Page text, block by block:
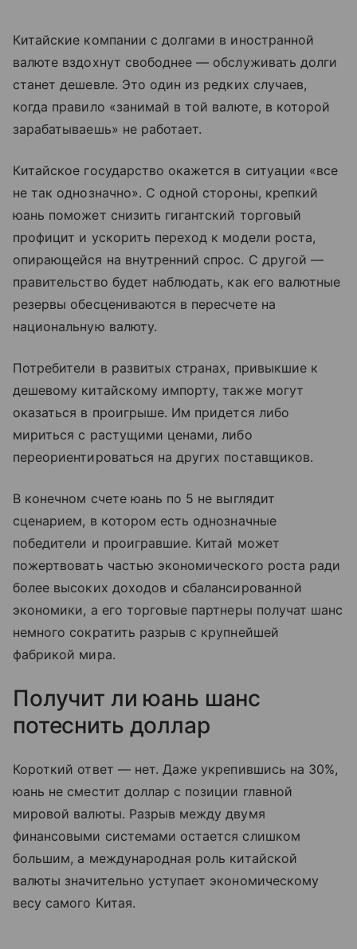
Китайские компании с долгами в иностранной
валюте вздохнут свободнее — обслуживать долги
станет дешевле. Это один из редких случаев,
когда правило «занимай в той валюте, в которой
зарабатываешь» не работает.
Китайское государство окажется в ситуации «все
не так однозначно». С одной стороны, крепкий
юань поможет снизить гигантский торговый
профицит и ускорить переход к модели роста,
опирающейся на внутренний спрос. С другой —
правительство будет наблюдать, как его валютные
резервы обесцениваются в пересчете на
национальную валюту.
Потребители в развитых странах, привыкшие к
дешевому китайскому импорту, также могут
оказаться в проигрыше. Им придется либо
мириться с растущими ценами, либо
переориентироваться на других поставщиков.
В конечном счете юань по 5 не выглядит
сценарием, в котором есть однозначные
победители и проигравшие. Китай может
пожертвовать частью экономического роста ради
более высоких доходов и сбалансированной
экономики, а его торговые партнеры получат шанс
немного сократить разрыв с крупнейшей
фабрикой мира.
Получит ли юань шанс
потеснить доллар
Короткий ответ — нет. Даже укрепившись на 30%,
юань не сместит доллар с позиции главной
мировой валюты. Разрыв между двумя
финансовыми системами остается слишком
большим, а международная роль китайской
валюты значительно уступает экономическому
весу самого Китая.